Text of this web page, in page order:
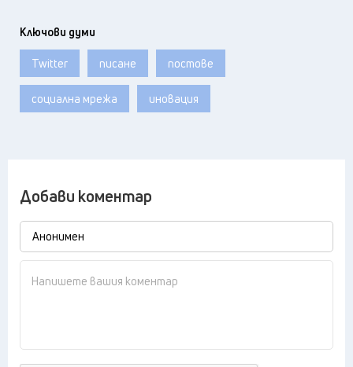
Ключови думи
Twitter писане постове
социална мрежа иновация
Добави коментар